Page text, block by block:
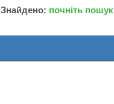
Знайдено: почніть пошук